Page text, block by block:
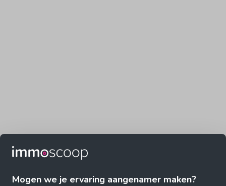
Mogen we je ervaring aangenamer maken?